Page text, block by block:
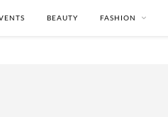
BEAUTY FASHION